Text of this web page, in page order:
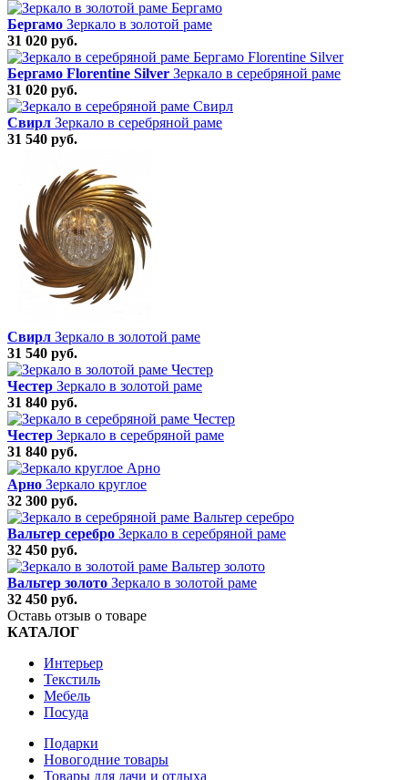
Бергамо Зеркало в золотой раме
31 020 руб.
Бергамо Florentine Silver Зеркало в серебряной раме
31 020 руб.
Свирл Зеркало в серебряной раме
31 540 руб.
Свирл Зеркало в золотой раме
31 540 руб.
Честер Зеркало в золотой раме
31 840 руб.
Честер Зеркало в серебряной раме
31 840 руб.
Арно Зеркало круглое
32 300 руб.
Вальтер серебро Зеркало в серебряной раме
32 450 руб.
Вальтер золото Зеркало в золотой раме
32 450 руб.
Оставь отзыв о товаре
КАТАЛОГ
Интерьер
Текстиль
Мебель
Посуда
Подарки
Новогодние товары
Товары для дачи и отдыха